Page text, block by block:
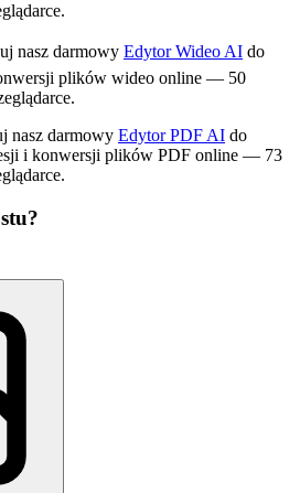
nasz darmowy Edytor Wideo AI do
plików wideo online — 50
nasz darmowy Edytor PDF AI do
i konwersji plików PDF online — 73
?